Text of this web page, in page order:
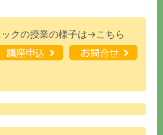
クの授業の様子は→こちら